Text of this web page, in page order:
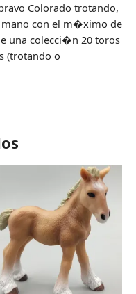
Colorado trotando,
con el m�ximo de
una colecci�n 20 toros
(trotando o